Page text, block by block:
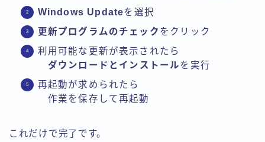
Windows Updateを選択
更新プログラムのチェック をクリック
利用可能な更新が表示されたら
ダウンロードとインストールを実行
再起動が求められたら
作業を保存して再起動
これだけで完了です。